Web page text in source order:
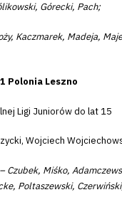
Górecki, Pach;
Kaczmarek, Madeja,
Polonia Leszno
Ligi Juniorów do lat 15
Wojciech
Czubek, Miśko,
Poltaszewski,